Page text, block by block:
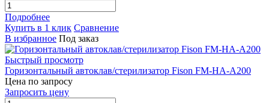
Подробнее
Купить в 1 клик Сравнение
В избранное Под заказ
Быстрый просмотр
Горизонтальный автоклав/стерилизатор Fison FM-HA-A200
Цена по запросу
Запросить цену